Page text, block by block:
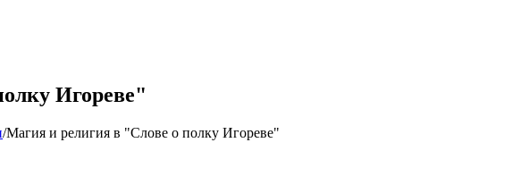
Игореве"
/Магия и религия в "Слове о полку Игореве"